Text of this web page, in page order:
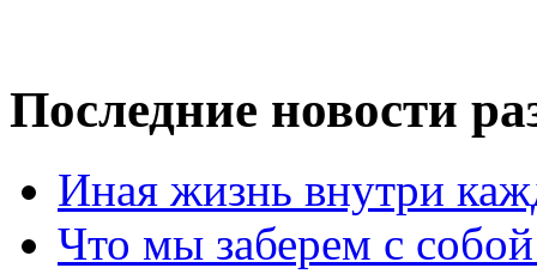
Последние новости
Иная жизнь внутри
Что мы заберем с